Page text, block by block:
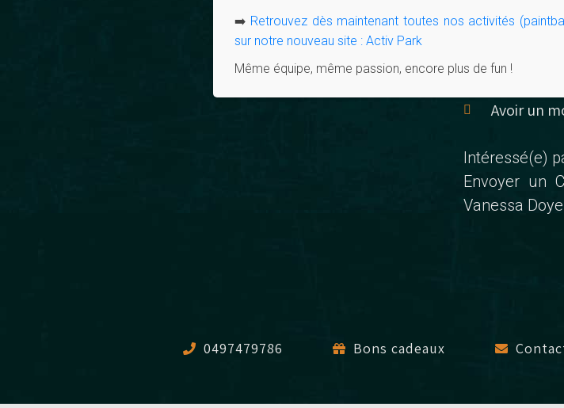
Flexible
La
sérieux
Avoir un
Avoir un
Intéressé(e)
Envoyer un
Vanessa
0497479786 Bons cadeaux
➡️ Retrouvez dès maintenant toutes nos activités
sur notre nouveau site : Activ Park
Même équipe, même passion, encore plus de fun !